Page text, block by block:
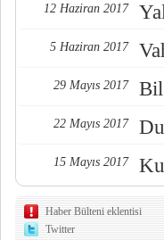
12 Haziran 2017
5 Haziran 2017
29 Mayıs 2017
22 Mayıs 2017
15 Mayıs 2017
Haber Bülteni eklentisi
Twitter